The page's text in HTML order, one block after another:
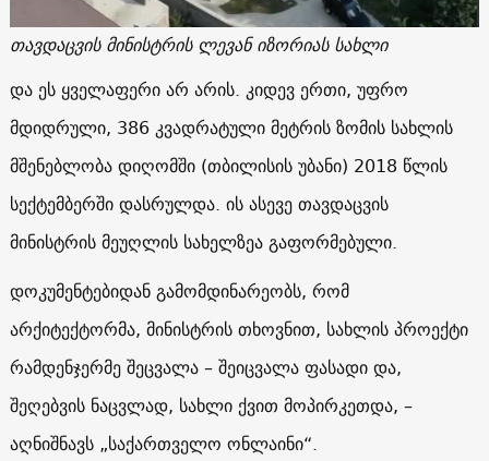
თავდაცვის მინისტრის ლევან იზორიას სახლი
და ეს ყველაფერი არ არის. კიდევ ერთი, უფრო
მდიდრული, 386 კვადრატული მეტრის ზომის სახლის
მშენებლობა დიღომში (თბილისის უბანი) 2018 წლის
სექტემბერში დასრულდა. ის ასევე თავდაცვის
მინისტრის მეუღლის სახელზეა გაფორმებული.
დოკუმენტებიდან გამომდინარეობს, რომ
არქიტექტორმა, მინისტრის თხოვნით, სახლის პროექტი
რამდენჯერმე შეცვალა – შეიცვალა ფასადი და,
შეღებვის ნაცვლად, სახლი ქვით მოპირკეთდა, –
აღნიშნავს „საქართველო ონლაინი“.